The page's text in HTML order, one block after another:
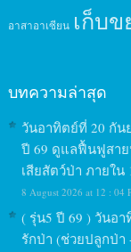
อาสาอาเซียน เก็บข
บทความล่าสุด
วันอาทิตย์ที่ 20 กัน
ปี 69 ดูแลฟื้นฟูสา
เสียสัตว์ป่า ภายใน
8 August 2026 at 12 : 04
( รุ่น5 ปี 69 ) วันอ
รักป่า (ช่วยปลูกป่า